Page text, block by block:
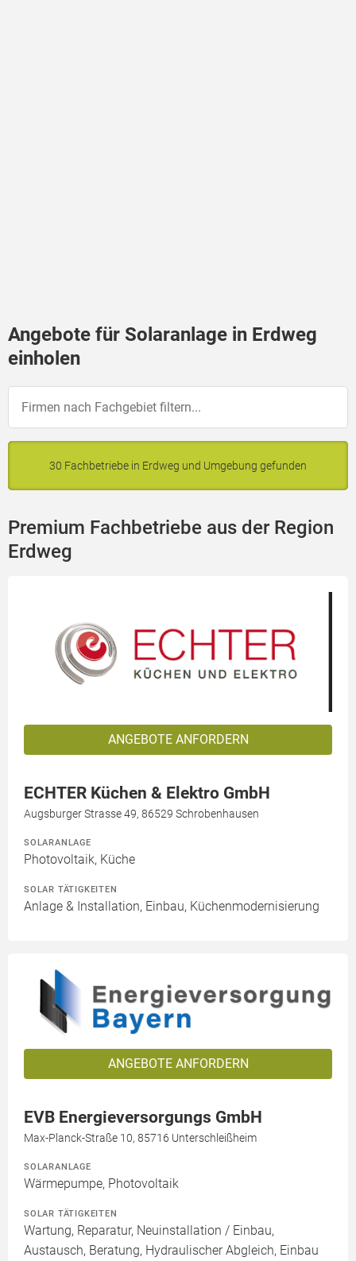
Angebote für Solaranlage in Erdweg
einholen
30 Fachbetriebe in Erdweg und Umgebung gefunden
Premium Fachbetriebe aus der Region
Erdweg
ANGEBOTE ANFORDERN
ECHTER Küchen & Elektro GmbH
Augsburger Strasse 49, 86529 Schrobenhausen
SOLARANLAGE
Photovoltaik, Küche
SOLAR TÄTIGKEITEN
Anlage & Installation, Einbau, Küchenmodernisierung
ANGEBOTE ANFORDERN
EVB Energieversorgungs GmbH
Max-Planck-Straße 10, 85716 Unterschleißheim
SOLARANLAGE
Wärmepumpe, Photovoltaik
SOLAR TÄTIGKEITEN
Wartung, Reparatur, Neuinstallation / Einbau,
Austausch, Beratung, Hydraulischer Abgleich, Einbau